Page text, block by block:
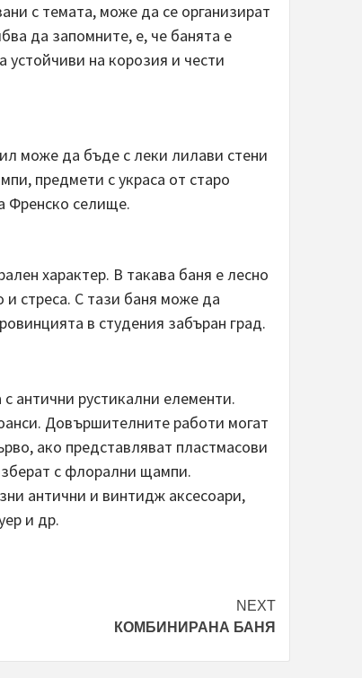
с темата, може да се организират
да запомните, е, че банята е
устойчиви на корозия и чести
може да бъде с леки лилави стени
предмети с украса от старо
Френско селище.
характер. В такава баня е лесно
и стреса. С тази баня може да
в студения забъран град.
антични рустикални елементи.
Довършителните работи могат
ако представляват пластмасови
с флорални щампи.
антични и винтидж аксесоари,
и др.
NEXT
КОМБИНИРАНА БАНЯ